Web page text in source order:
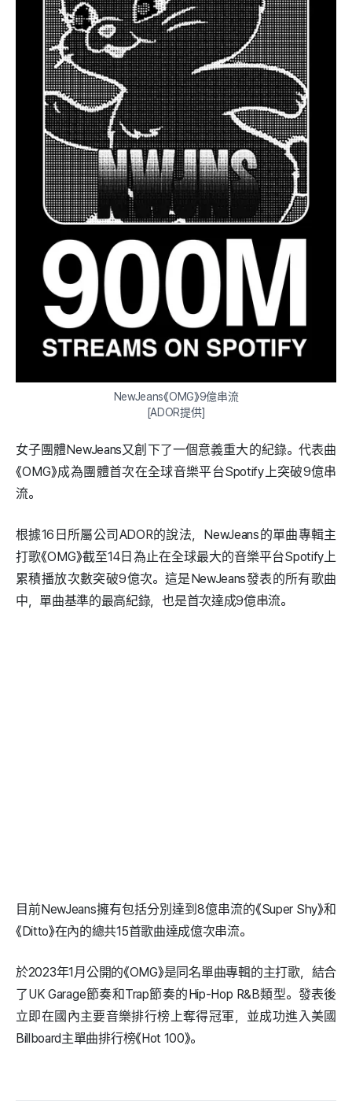
NewJeans《OMG》9億串流
[ADOR提供]
女子團體NewJeans又創下了一個意義重大的紀錄。代表曲
《OMG》成為團體首次在全球音樂平台Spotify上突破9億串
流。
根據16日所屬公司ADOR的說法，NewJeans的單曲專輯主
打歌《OMG》截至14日為止在全球最大的音樂平台Spotify上
累積播放次數突破9億次。這是NewJeans發表的所有歌曲
中，單曲基準的最高紀錄，也是首次達成9億串流。
目前NewJeans擁有包括分別達到8億串流的《Super Shy》和
《Ditto》在內的總共15首歌曲達成億次串流。
於2023年1月公開的《OMG》是同名單曲專輯的主打歌，結合
了UK Garage節奏和Trap節奏的Hip-Hop R&B類型。發表後
立即在國內主要音樂排行榜上奪得冠軍，並成功進入美國
Billboard主單曲排行榜《Hot 100》。